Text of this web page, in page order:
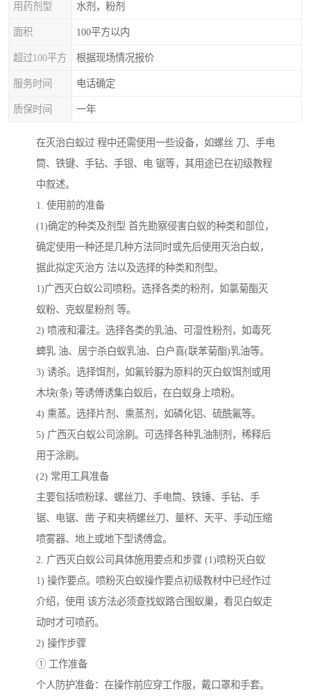
用药剂型 水剂，粉剂
面积 100平方以内
超过100平方 根据现场情况报价
服务时间 电话确定
质保时间 一年
在灭治白蚁过 程中还需使用一些设备，如螺丝 刀、手电
筒、铁键、手钻、手银、电 锯等，其用途已在初级教程
中叙述。
1. 使用前的准备
(1)确定的种类及剂型 首先勘察侵害白蚁的种类和部位，
确定使用一种还是几种方法同时或先后使用灭治白蚁，
据此拟定灭治方 法以及选择的种类和剂型。
1)广西灭白蚁公司喷粉。选择各类的粉剂，如氯菊酯灭
蚁粉、克蚁星粉剂 等。
2) 喷液和灌注。选择各类的乳油、可湿性粉剂，如毒死
蜱乳 油、居宁杀白蚁乳油、白户喜(联苯菊酯)乳油等。
3) 诱杀。选择饵剂，如氟铃脲为原料的灭白蚁饵剂或用
木块(条) 等诱傅诱集白蚁后，在白蚁身上喷粉。
4) 熏蒸。选择片剂、熏蒸剂，如磷化铝、硫酰氟等。
5) 广西灭白蚁公司涂刷。可选择各种乳油制剂，稀释后
用于涂刷。
(2) 常用工具准备
主要包括喷粉球、螺丝刀、手电筒、铁锤、手钻、手
锯、电锯、凿 子和夹柄螺丝刀、量杯、天平、手动压缩
喷雾器、地上或地下型诱傅盒。
2. 广西灭白蚁公司具体施用要点和步骤 (1)喷粉灭白蚁
1) 操作要点。喷粉灭白蚁操作要点初级教材中已经作过
介绍，使用 该方法必须查找蚁路合围蚁巢，看见白蚁走
动时才可喷药。
2) 操作步骤
① 工作准备
个人防护准备：在操作前应穿工作服，戴口罩和手套。